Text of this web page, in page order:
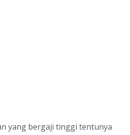
yang bergaji tinggi tentunya